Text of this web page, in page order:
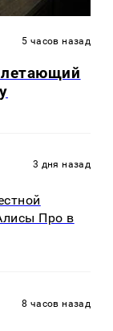
5 часов назад
3 дня назад
Про в
8 часов назад